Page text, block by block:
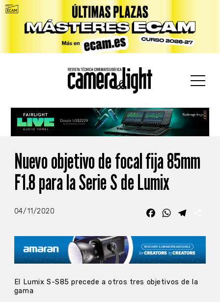
Nuevo objetivo de focal fija 85mm
F1.8 para la Serie S de Lumix
04/11/2020 FacebookWhatsApp
El Lumix S-S85 precede a otros tres objetivos de la
gama